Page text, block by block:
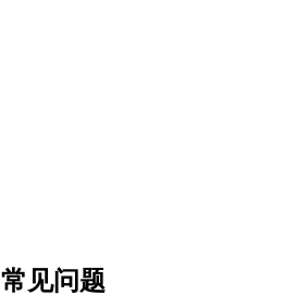
常见问题